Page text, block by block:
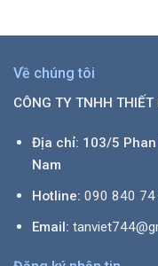
Về chúng tôi
CÔNG TY TNHH
Địa chỉ: 103/5 Phan
Nam
Hotline: 090 840 74
Email: